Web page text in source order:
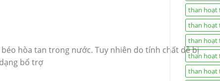
hòa tan trong nước. Tuy nhiên do tính chất dễ bị
bổ trợ
than hoạt
than hoạt
than hoạt
than hoạt
than hoạt